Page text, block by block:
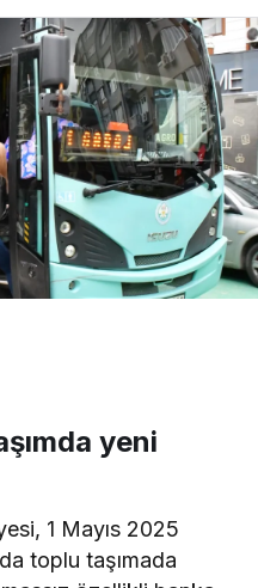
yeni
1 Mayıs 2025
toplu taşımada